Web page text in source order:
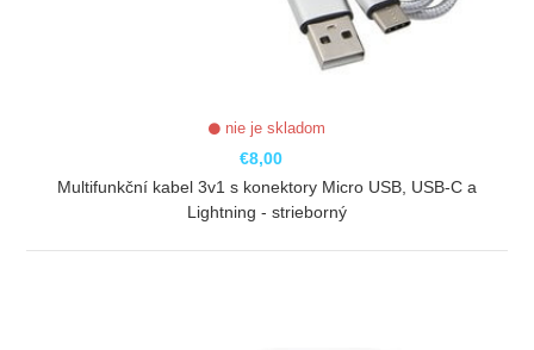
nie je skladom
€8,00
Multifunkční kabel 3v1 s konektory Micro USB, USB-C a
Lightning - strieborný